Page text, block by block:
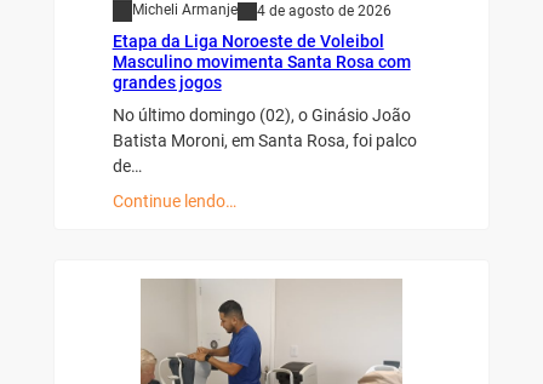
Micheli Armanje 4 de agosto de 2026
Etapa da Liga Noroeste de Voleibol
Masculino movimenta Santa Rosa com
grandes jogos
No último domingo (02), o Ginásio João
Batista Moroni, em Santa Rosa, foi palco
de…
Continue lendo…